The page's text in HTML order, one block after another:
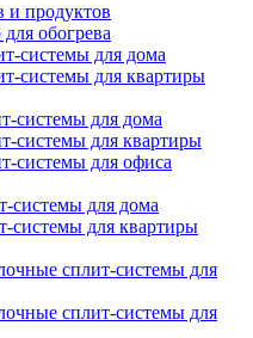
и продуктов
обогрева
системы для дома
системы для квартиры
системы для дома
системы для квартиры
системы для офиса
системы для дома
системы для квартиры
сплит-системы для
сплит-системы для